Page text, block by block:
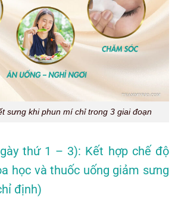
sưng khi phun mí chỉ trong 3 giai đoạn
thứ 1 – 3): Kết hợp chế độ
học và thuốc uống giảm sưng
định)